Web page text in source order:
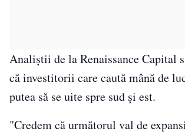
Analiştii de la Renaissance Capital
că investitorii care caută mână de
putea să se uite spre sud şi est.
"Credem că următorul val de